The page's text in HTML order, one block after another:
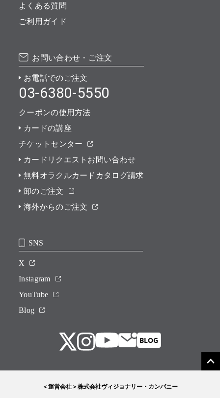
よくある質問
ご利用ガイド
お問い合わせ・ご注文
お電話でのご注文
03-6380-5550
クーポンの使用方法
カードの講座
チケットセンター
カードリクエストお問い合わせ
無料オラクルカードカタログ請求
卸のご注文
海外からのご注文
SNS
X
Instagram
YouTube
Blog
＜運営会社＞株式会社ヴィジョナリー・カンパニー